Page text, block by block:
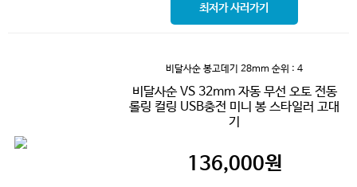
최저가 사러가기
비달사순 봉고데기 28mm 순위 : 4
비달사순 VS 32mm 자동 무선 오토 전동
롤링 컬링 USB충전 미니 봉 스타일러 고대
기
136,000원